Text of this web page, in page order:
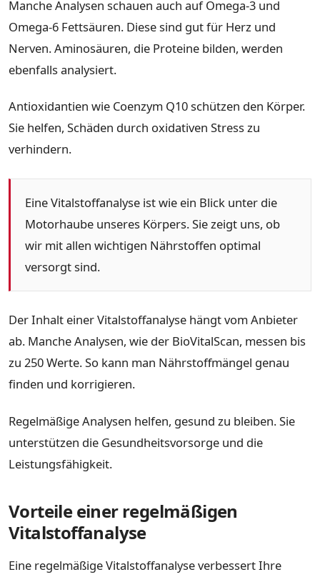
Manche Analysen schauen auch auf Omega-3 und
Omega-6 Fettsäuren. Diese sind gut für Herz und
Nerven. Aminosäuren, die Proteine bilden, werden
ebenfalls analysiert.
Antioxidantien wie Coenzym Q10 schützen den Körper.
Sie helfen, Schäden durch oxidativen Stress zu
verhindern.
Eine Vitalstoffanalyse ist wie ein Blick unter die
Motorhaube unseres Körpers. Sie zeigt uns, ob
wir mit allen wichtigen Nährstoffen optimal
versorgt sind.
Der Inhalt einer Vitalstoffanalyse hängt vom Anbieter
ab. Manche Analysen, wie der BioVitalScan, messen bis
zu 250 Werte. So kann man Nährstoffmängel genau
finden und korrigieren.
Regelmäßige Analysen helfen, gesund zu bleiben. Sie
unterstützen die Gesundheitsvorsorge und die
Leistungsfähigkeit.
Vorteile einer regelmäßigen
Vitalstoffanalyse
Eine regelmäßige Vitalstoffanalyse verbessert Ihre